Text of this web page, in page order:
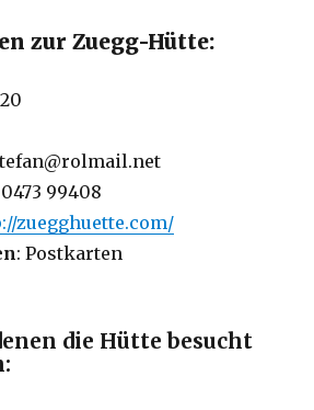
zur Zuegg-Hütte:
99408
zuegghuette.com/
: Postkarten
die Hütte besucht